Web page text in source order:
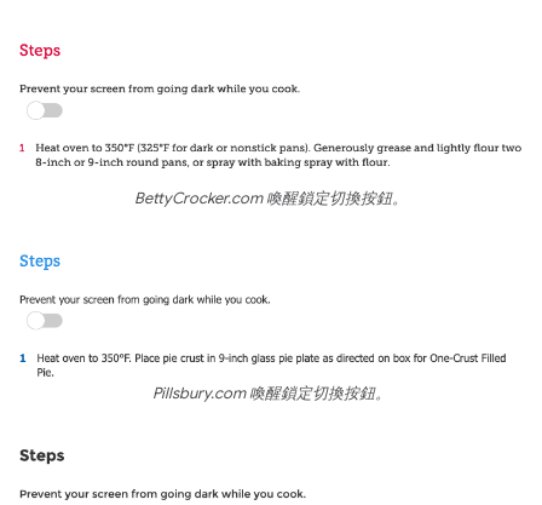
BettyCrocker.com 喚醒鎖定切換按鈕。
Pillsbury.com 喚醒鎖定切換按鈕。